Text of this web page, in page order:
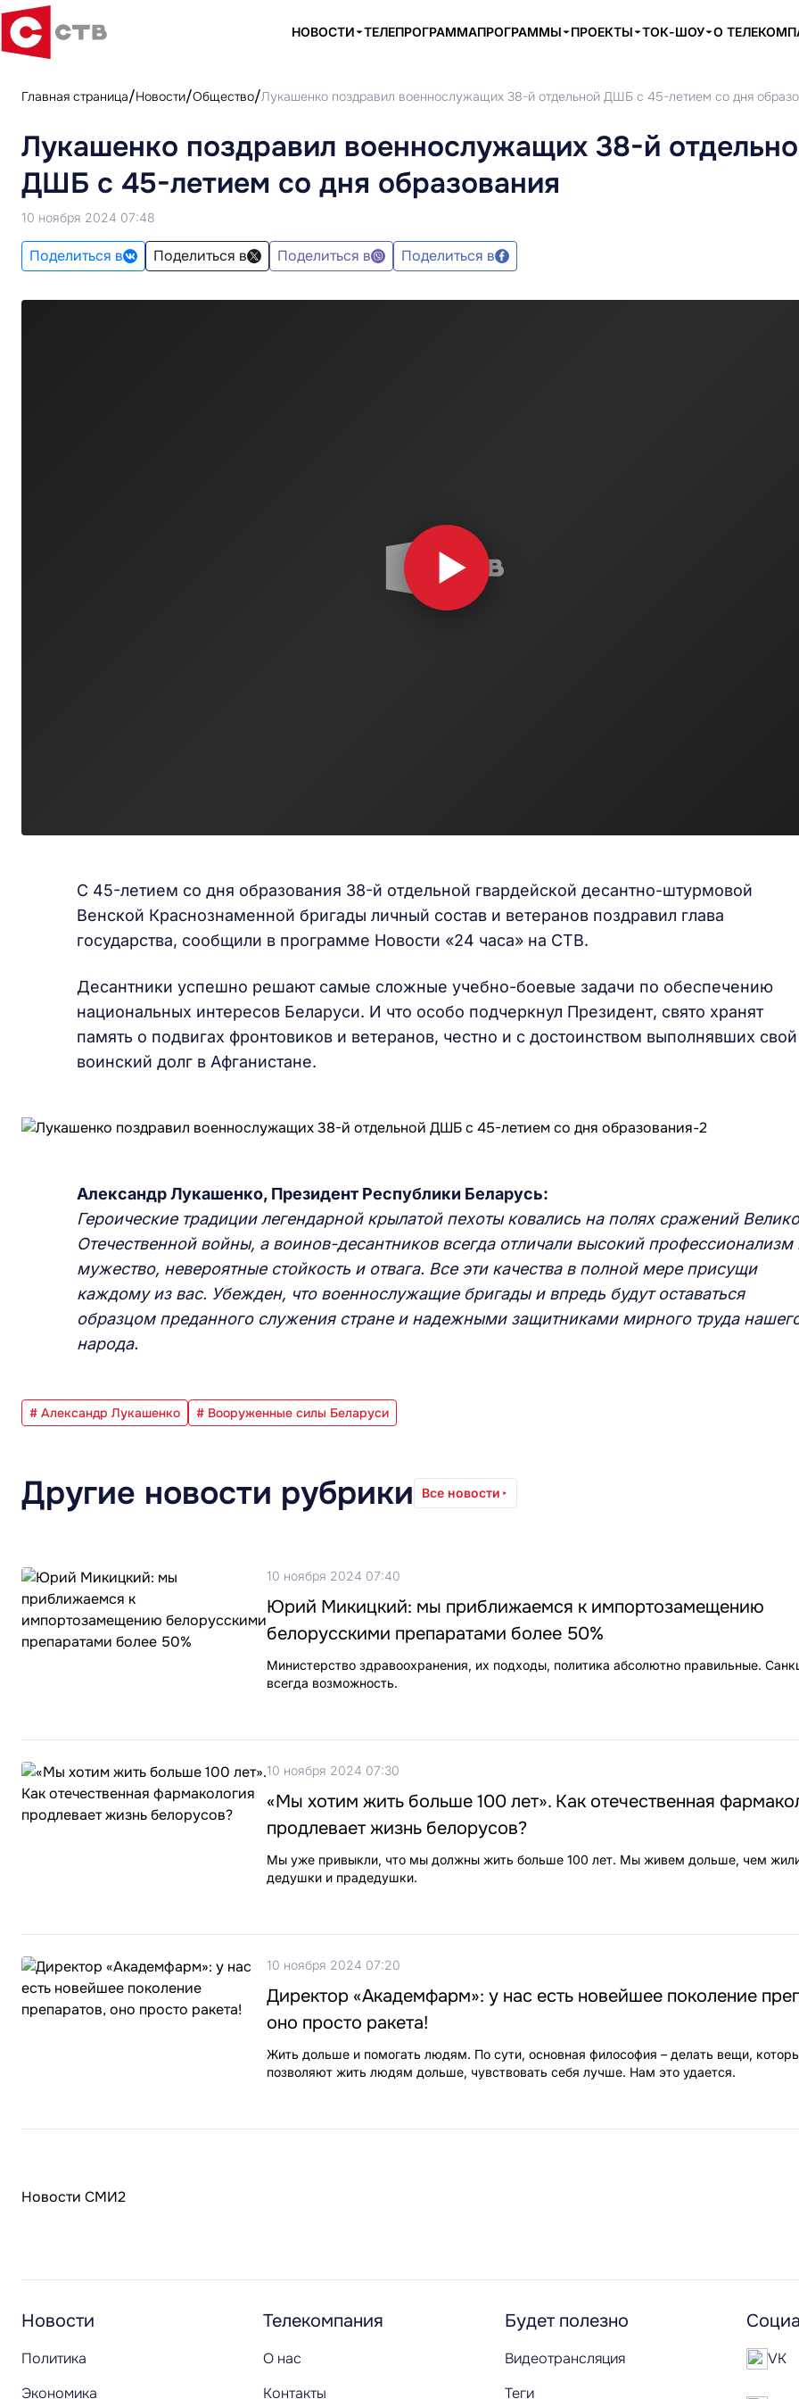
НОВОСТИ ТЕЛЕПРОГРАММАПРОГРАММЫ ПРОЕКТЫ ТОК-ШОУ О
Главная страница Новости Общество Лукашенко поздравил военнослужащих 38-й отдельной ДШБ с 45-летием со дня
Лукашенко поздравил военнослужащих 38-й
ДШБ с 45-летием со дня образования
10 ноября 2024 07:48
Поделиться в Поделиться в Поделиться в Поделиться в
С 45-летием со дня образования 38-й отдельной гвардейской десантно-штурмовой
Венской Краснознаменной бригады личный состав и ветеранов поздравил глава
государства, сообщили в программе Новости «24 часа» на СТВ.
Десантники успешно решают самые сложные учебно-боевые задачи по обеспечению
национальных интересов Беларуси. И что особо подчеркнул Президент, свято хранят
память о подвигах фронтовиков и ветеранов, честно и с достоинством выполнявших свой
воинский долг в Афганистане.
Александр Лукашенко, Президент Республики Беларусь:
Героические традиции легендарной крылатой пехоты ковались на полях сражений
Отечественной войны, а воинов-десантников всегда отличали высокий профессионализм
мужество, невероятные стойкость и отвага. Все эти качества в полной мере присущи
каждому из вас. Убежден, что военнослужащие бригады и впредь будут оставаться
образцом преданного служения стране и надежными защитниками мирного труда
народа.
# Александр Лукашенко # Вооруженные силы Беларуси
Другие новости рубрики Все новости
10 ноября 2024 07:40
Юрий Микицкий: мы приближаемся к импортозамещению
белорусскими препаратами более 50%
Министерство здравоохранения, их подходы, политика абсолютно правильные.
всегда возможность.
10 ноября 2024 07:30
«Мы хотим жить больше 100 лет». Как отечественная
продлевает жизнь белорусов?
Мы уже привыкли, что мы должны жить больше 100 лет. Мы живем дольше, чем
дедушки и прадедушки.
10 ноября 2024 07:20
Директор «Академфарм»: у нас есть новейшее поколение
оно просто ракета!
Жить дольше и помогать людям. По сути, основная философия – делать вещи,
позволяют жить людям дольше, чувствовать себя лучше. Нам это удается.
Новости СМИ2
Новости
Политика
Экономика
Телекомпания
О нас
Контакты
Будет полезно
Видеотрансляция
Теги
VK